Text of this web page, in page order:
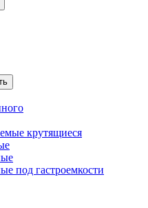
крутящиеся
под гастроемкости